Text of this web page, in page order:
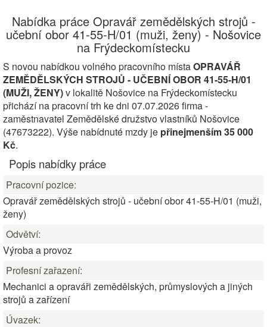
Nabídka práce Opravář zemědělských strojů -
učební obor 41-55-H/01 (muži, ženy) - Nošovice
na Frýdeckomístecku
S novou nabídkou volného pracovního místaOPRAVÁŘ
ZEMĚDĚLSKÝCH STROJŮ - UČEBNÍ OBOR 41-55-H/01
(MUŽI, ŽENY)v lokalitě Nošovice na Frýdeckomístecku
přichází na pracovní trh ke dni 07.07.2026 firma -
zaměstnavatel Zemědělské družstvo vlastníků Nošovice
(47673222). Výše nabídnuté mzdy je přinejmenším 35 000
Kč.
Popis nabídky práce
Pracovní pozice:
Opravář zemědělských strojů - učební obor 41-55-H/01 (muži,
ženy)
Odvětví:
Výroba a provoz
Profesní zařazení:
Mechanici a opraváři zemědělských, průmyslových a jiných
strojů a zařízení
Úvazek: